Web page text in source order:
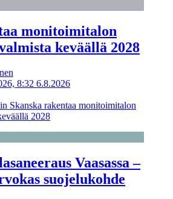
monitoimitalon
keväällä 2028
8:32 6.8.2026
Skanska rakentaa monitoimitalon
2028
Vaasassa –
suojelukohde